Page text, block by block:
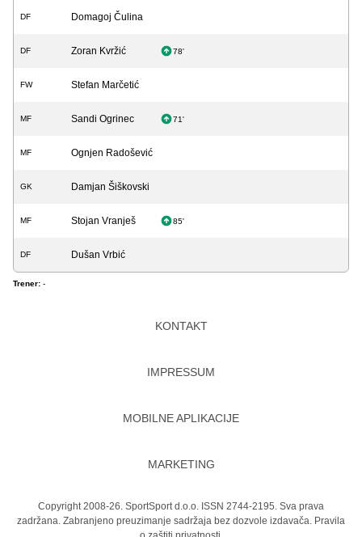
DF Domagoj Čulina
DF Zoran Kvržić 78'
FW Stefan Marčetić
MF Sandi Ogrinec 71'
MF Ognjen Radošević
GK Damjan Šiškovski
MF Stojan Vranješ 85'
DF Dušan Vrbić
Trener: -
KONTAKT
IMPRESSUM
MOBILNE APLIKACIJE
MARKETING
Copyright 2008-26. SportSport d.o.o. ISSN 2744-2195. Sva prava
zadržana. Zabranjeno preuzimanje sadržaja bez dozvole izdavača. Pravila